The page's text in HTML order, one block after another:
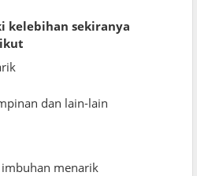
kelebihan sekiranya
dan lain-lain
imbuhan menarik